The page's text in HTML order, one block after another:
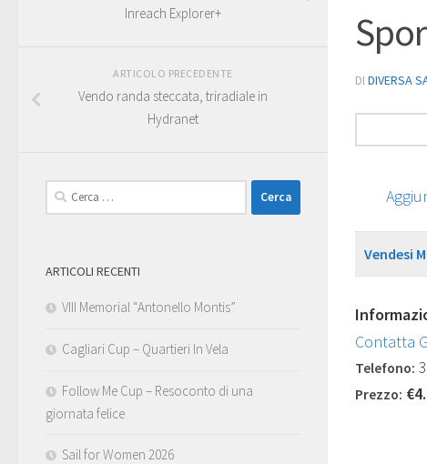
DI DIVERSA
per:
Vendesi
Contatta
Telefono:
Prezzo:
Inreach Explorer+
ARTICOLO PRECEDENTE
Vendo randa steccata, triradiale in
Hydranet
Ricerca
per:
ARTICOLI RECENTI
VIII Memorial “Antonello Montis”
Cagliari Cup – Quartieri In Vela
Follow Me Cup – Resoconto di una
giornata felice
Sail for Women 2026